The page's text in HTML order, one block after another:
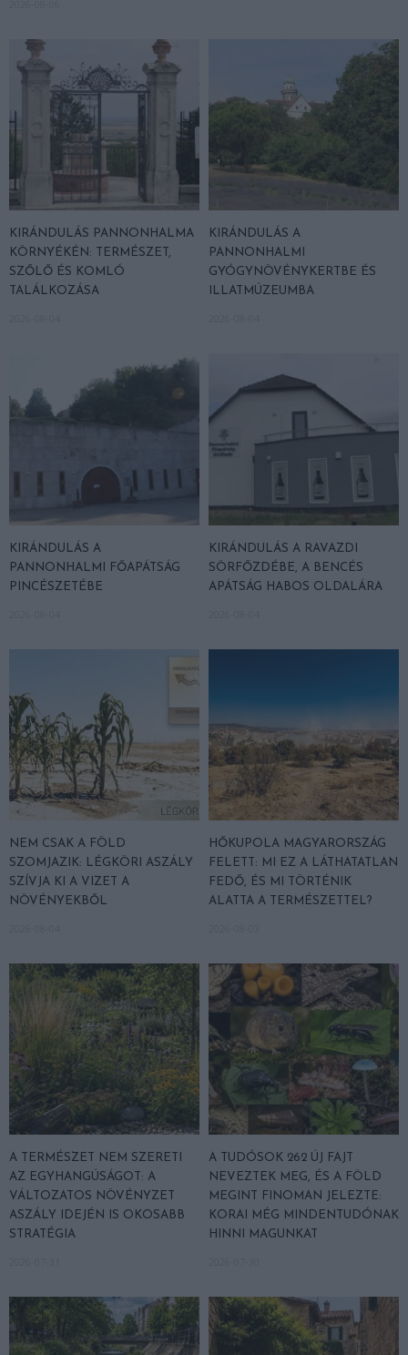
KIRÁNDULÁS PANNONHALMA
KÖRNYÉKÉN: TERMÉSZET,
SZŐLŐ ÉS KOMLÓ
TALÁLKOZÁSA
KIRÁNDULÁS A
PANNONHALMI
GYÓGYNÖVÉNYKERTBE ÉS
ILLATMÚZEUMBA
KIRÁNDULÁS A
PANNONHALMI FŐAPÁTSÁG
PINCÉSZETÉBE
KIRÁNDULÁS A RAVAZDI
SÖRFŐZDÉBE, A BENCÉS
APÁTSÁG HABOS OLDALÁRA
NEM CSAK A FÖLD
SZOMJAZIK: LÉGKÖRI ASZÁLY
SZÍVJA KI A VIZET A
NÖVÉNYEKBŐL
HŐKUPOLA MAGYARORSZÁG
FELETT: MI EZ A LÁTHATATLAN
FEDŐ, ÉS MI TÖRTÉNIK
ALATTA A TERMÉSZETTEL?
A TERMÉSZET NEM SZERETI
AZ EGYHANGÚSÁGOT: A
VÁLTOZATOS NÖVÉNYZET
ASZÁLY IDEJÉN IS OKOSABB
STRATÉGIA
A TUDÓSOK 262 ÚJ FAJT
NEVEZTEK MEG, ÉS A FÖLD
MEGINT FINOMAN JELEZTE:
KORAI MÉG MINDENTUDÓNAK
HINNI MAGUNKAT